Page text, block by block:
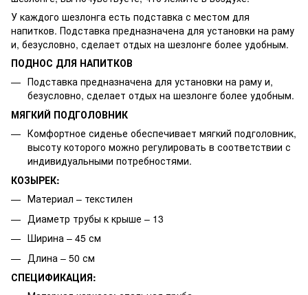
У каждого шезлонга есть подставка с местом для
напитков. Подставка предназначена для установки на раму
и, безусловно, сделает отдых на шезлонге более удобным.
ПОДНОС ДЛЯ НАПИТКОВ
Подставка предназначена для установки на раму и,
безусловно, сделает отдых на шезлонге более удобным.
МЯГКИЙ ПОДГОЛОВНИК
Комфортное сиденье обеспечивает мягкий подголовник,
высоту которого можно регулировать в соответствии с
индивидуальными потребностями.
КОЗЫРЕК:
Материал – текстилен
Диаметр трубы к крыше – 13
Ширина – 45 см
Длина – 50 см
СПЕЦИФИКАЦИЯ: